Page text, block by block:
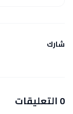
شارك
0 التعليقات